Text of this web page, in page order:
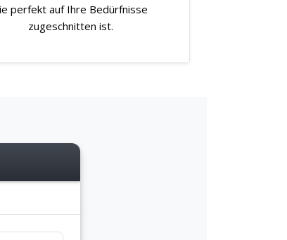
perfekt auf Ihre Bedürfnisse
zugeschnitten ist.